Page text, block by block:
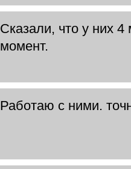
Сказали, что у них
момент.
Работаю с ними.